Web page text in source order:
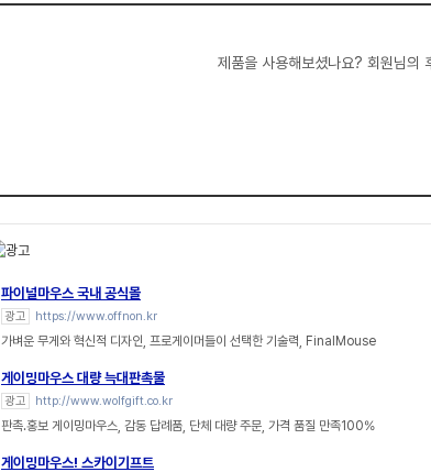
제품을 사용해보셨나요? 회원님의
파이널마우스 국내 공식몰
광고 https://www.offnon.kr
가벼운 무게와 혁신적 디자인, 프로게이머들이 선택한 기술력, FinalMouse
게이밍마우스 대량 늑대판촉물
광고 http://www.wolfgift.co.kr
판촉.홍보 게이밍마우스, 감동 답례품, 단체 대량 주문, 가격 품질 만족100%
게이밍마우스! 스카이기프트